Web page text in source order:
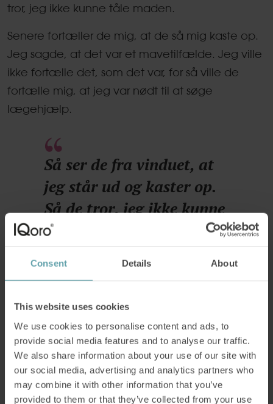
Consent Details About
This website uses cookies
We use cookies to personalise content and ads, to
provide social media features and to analyse our traffic.
We also share information about your use of our site with
our social media, advertising and analytics partners who
may combine it with other information that you’ve
provided to them or that they’ve collected from your use
tror, jeg ikke kunne tåle maden.
Senere fortæller de mig, at de så mig kaste op.
Jeg sagde, at det var et mavetilfælde. Jeg ville
ikke fortælle det, som det var, for så ville de
fortælle mig, at jeg var nødt til at søge
lægehjælp.
Så ser de fra vinduet, at
jeg står ud og kaster op.
Så de tror, jeg ikke kunne
tåle maden.
Korlederen var startet med IQoro
Moniq så først annoncer for IQoro på Facebook,
men det var først, da hun hørte, at hendes
korleder brugte det, at hun for alvor blev
nysgerrig.